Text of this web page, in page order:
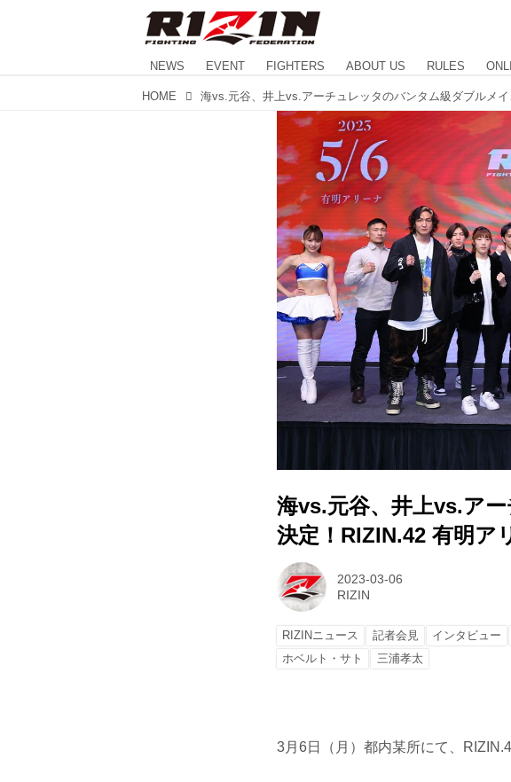
NEWS EVENT FIGHTERS ABOUT US RULES
HOME
海vs.元谷、井上vs.ア
決定！RIZIN.42 有明ア
2023-03-06
RIZIN
RIZINニュース 記者会見 インタビュー
ホベルト・サト
三浦孝太
3月6日（月）都内某所にて、